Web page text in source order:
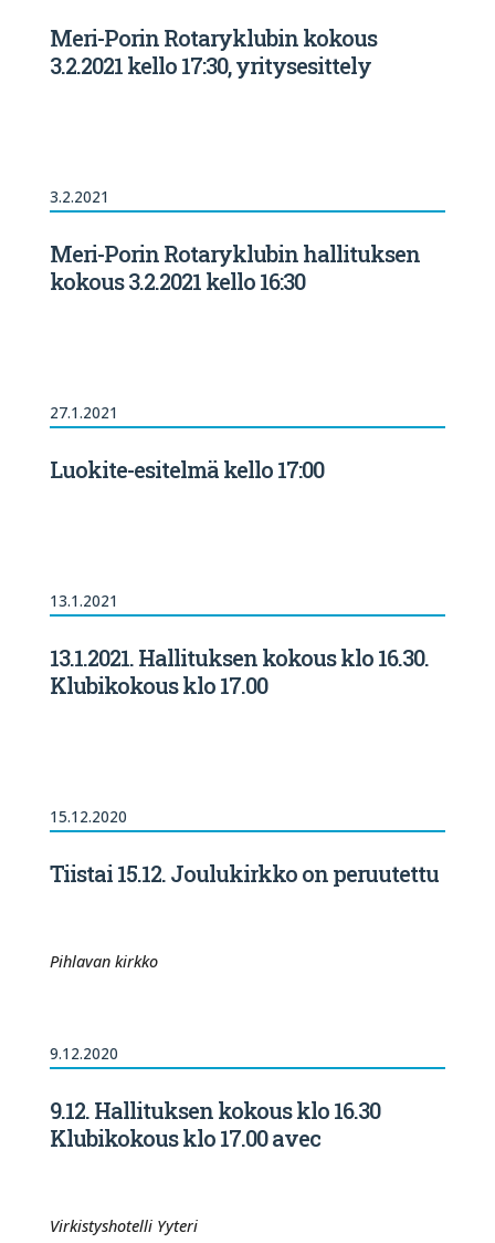
Meri-Porin Rotaryklubin kokous
3.2.2021 kello 17:30, yritysesittely
3.2.2021
Meri-Porin Rotaryklubin hallituksen
kokous 3.2.2021 kello 16:30
27.1.2021
Luokite-esitelmä kello 17:00
13.1.2021
13.1.2021. Hallituksen kokous klo 16.30.
Klubikokous klo 17.00
15.12.2020
Tiistai 15.12. Joulukirkko on peruutettu
Pihlavan kirkko
9.12.2020
9.12. Hallituksen kokous klo 16.30
Klubikokous klo 17.00 avec
Virkistyshotelli Yyteri